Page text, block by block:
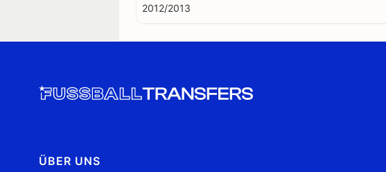
2012/2013
ÜBER UNS